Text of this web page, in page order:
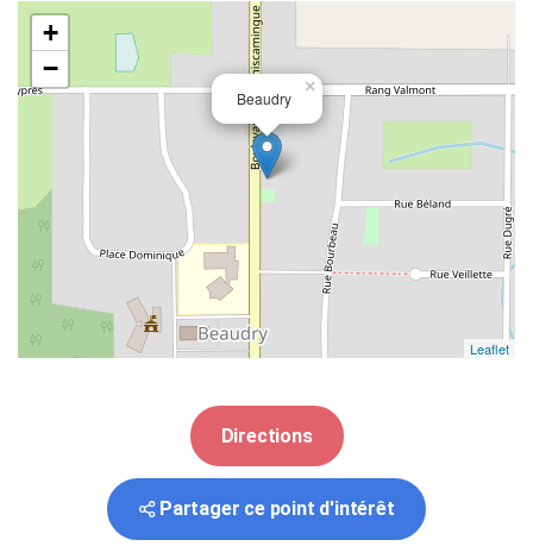
Beaudry
×
+
−
Leaflet
Directions
Partager ce point d'intérêt